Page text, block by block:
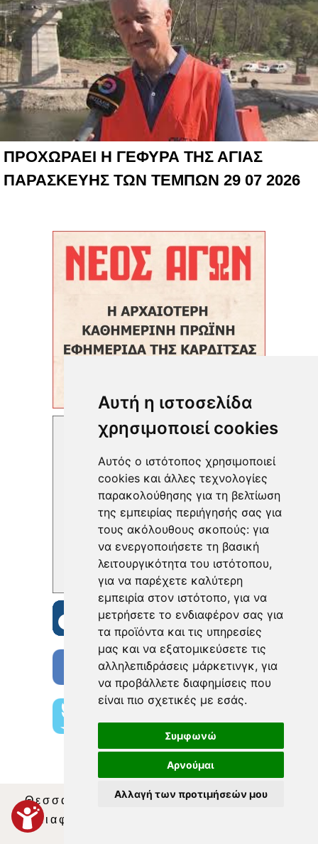
Αυτή η ιστοσελίδα
χρησιμοποιεί cookies
Αυτός ο ιστότοπος χρησιμοποιεί
cookies και άλλες τεχνολογίες
παρακολούθησης για τη βελτίωση
της εμπειρίας περιήγησής σας για
τους ακόλουθους σκοπούς: για
να ενεργοποιήσετε τη βασική
λειτουργικότητα του ιστότοπου,
για να παρέχετε καλύτερη
εμπειρία στον ιστότοπο, για να
μετρήσετε το ενδιαφέρον σας για
τα προϊόντα και τις υπηρεσίες
μας και να εξατομικεύσετε τις
αλληλεπιδράσεις μάρκετινγκ, για
να προβάλλετε διαφημίσεις που
είναι πιο σχετικές με εσάς.
Συμφωνώ
Αρνούμαι
Αλλαγή των προτιμήσεών μου
ΠΡΟΧΩΡΑΕΙ Η ΓΕΦΥΡΑ ΤΗΣ ΑΓΙΑΣ
ΠΑΡΑΣΚΕΥΗΣ ΤΩΝ ΤΕΜΠΩΝ 29 07 2026
Θεσσαλία Τηλεόραση|SNG Services
Διαφήμιση